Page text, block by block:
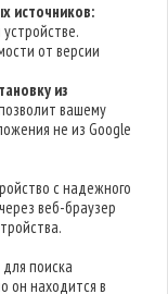
источников:
от версии
из
вашему
не из Google
с надежного
веб-браузер
поиска
он находится в